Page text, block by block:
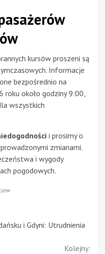
kursów proszeni są
Informacje
bezpośrednio na
roku około godziny 9:00,
wszystkich
i prosimy o
zmianami.
i wygody
pogodowych.
i Gdyni: Utrudnienia
Kolejny: